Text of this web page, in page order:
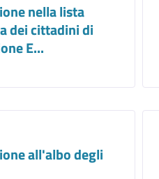
nella lista
dei cittadini di
E...
all'albo degli